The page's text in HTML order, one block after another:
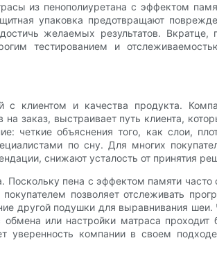
из пенополиуретана с эффектом
упаковка предотвращают
желаемых результатов. Вкратце,
тестированием и
клиентом и качества продукта.
заказ, выстраивает путь клиента,
четкие объяснения того, как слои,
по сну. Для многих
снижают усталость от принятия
пена с эффектом памяти
позволяет отслеживать
другой подушки для выравнивания
или настройки матраса
уверенность компании в своем